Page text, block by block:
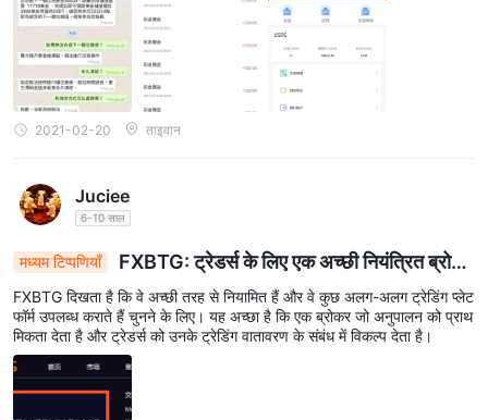
2021-02-20 ताइवान
Juciee
6-10 साल
मध्यम टिप्पणियाँ
FXBTG: ट्रेडर्स के लिए एक अच्छी नियंत्रित ब्रोकर
जिसके पास कई ट्रेडिंग प्लेटफॉर्म हैं
FXBTG दिखता है कि वे अच्छी तरह से नियामित हैं और वे कुछ अलग-अलग ट्रेडिंग प्लेट
फॉर्म उपलब्ध कराते हैं चुनने के लिए। यह अच्छा है कि एक ब्रोकर जो अनुपालन को प्राथ
मिकता देता है और ट्रेडर्स को उनके ट्रेडिंग वातावरण के संबंध में विकल्प देता है।